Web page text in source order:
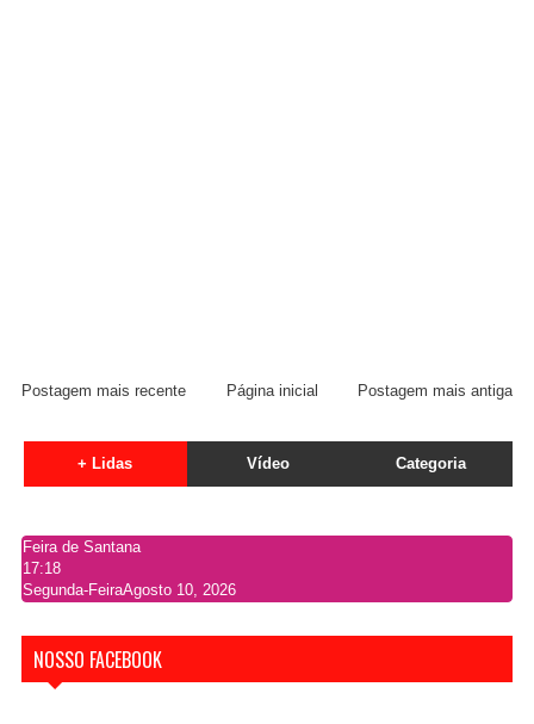
Postagem mais recente Postagem mais antiga
Página inicial
+ Lidas Vídeo Categoria
Feira de Santana
17:18
Segunda-FeiraAgosto 10, 2026
NOSSO FACEBOOK